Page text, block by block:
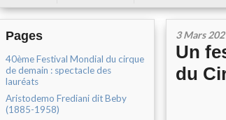
Pages
40ème Festival Mondial du cirque
de demain : spectacle des
lauréats
Aristodemo Frediani dit Beby
(1885-1958)
3 Mars
Un
du